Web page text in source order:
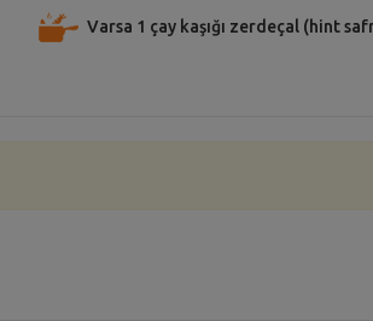
Varsa 1 çay kaşığı zerdeçal (hint